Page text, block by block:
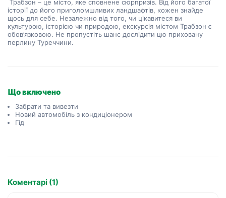
історії до його приголомшливих ландшафтів, кожен знайде
щось для себе. Незалежно від того, чи цікавитеся ви
культурою, історією чи природою, екскурсія містом Трабзон є
обов’язковою. Не пропустіть шанс дослідити цю приховану
перлину Туреччини.
Що включено
Забрати та вивезти
Новий автомобіль з кондиціонером
Гід
Коментарі (1)